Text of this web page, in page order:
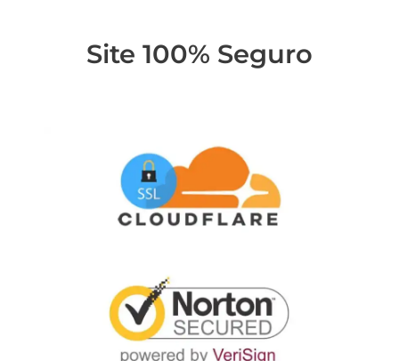
Site 100% Seguro